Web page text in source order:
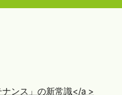
ンス」の新常識</a >